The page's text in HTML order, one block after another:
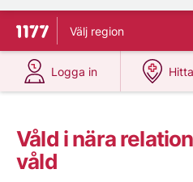
Till startsidan för 1177
Välj region
Logga in
på 1177.se
Våld i nära
våld